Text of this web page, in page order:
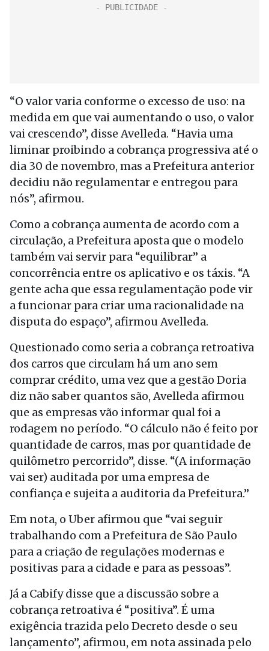
“O valor varia conforme o excesso de uso: na
medida em que vai aumentando o uso, o valor
vai crescendo”, disse Avelleda. “Havia uma
liminar proibindo a cobrança progressiva até o
dia 30 de novembro, mas a Prefeitura anterior
decidiu não regulamentar e entregou para
nós”, afirmou.
Como a cobrança aumenta de acordo com a
circulação, a Prefeitura aposta que o modelo
também vai servir para “equilibrar” a
concorrência entre os aplicativo e os táxis. “A
gente acha que essa regulamentação pode vir
a funcionar para criar uma racionalidade na
disputa do espaço”, afirmou Avelleda.
Questionado como seria a cobrança retroativa
dos carros que circulam há um ano sem
comprar crédito, uma vez que a gestão Doria
diz não saber quantos são, Avelleda afirmou
que as empresas vão informar qual foi a
rodagem no período. “O cálculo não é feito por
quantidade de carros, mas por quantidade de
quilômetro percorrido”, disse. “(A informação
vai ser) auditada por uma empresa de
confiança e sujeita a auditoria da Prefeitura.”
Em nota, o Uber afirmou que “vai seguir
trabalhando com a Prefeitura de São Paulo
para a criação de regulações modernas e
positivas para a cidade e para as pessoas”.
Já a Cabify disse que a discussão sobre a
cobrança retroativa é “positiva”. É uma
exigência trazida pelo Decreto desde o seu
lançamento”, afirmou, em nota assinada pelo